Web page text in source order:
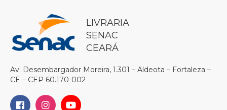
LIVRARIA
SENAC
CEARÁ
Av. Desembargador Moreira, 1.301 – Aldeota – Fortaleza –
CE – CEP 60.170-002